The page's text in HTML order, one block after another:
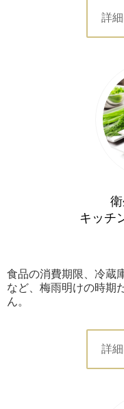
詳
キッチ
食品の消費期限、冷蔵
など、梅雨明けの時期
ん。
詳